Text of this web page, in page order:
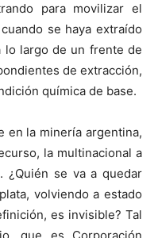
para movilizar el
se haya extraído
lo largo de un frente de
de extracción,
química de base.
en la minería argentina,
la multinacional a
¿Quién se va a quedar
volviendo a estado
es invisible? Tal